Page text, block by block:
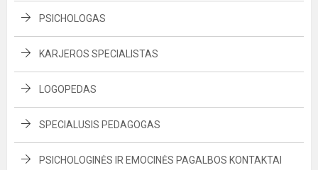
PSICHOLOGAS
KARJEROS SPECIALISTAS
LOGOPEDAS
SPECIALUSIS PEDAGOGAS
PSICHOLOGINĖS IR EMOCINĖS PAGALBOS KONTAKTAI